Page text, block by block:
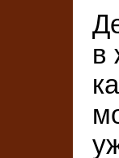
в